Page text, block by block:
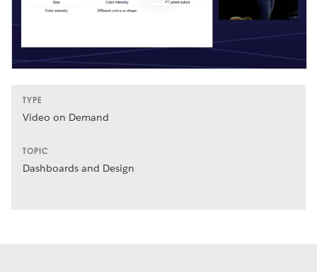
TYPE
Video on Demand
TOPIC
Dashboards and Design